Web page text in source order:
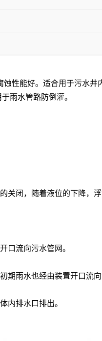
蚀性能好。适合用于污水井
雨水管路防倒灌。
闭，随着液位的下降，
口流向污水管网。
雨水也经由装置开口流向
内排水口排出。